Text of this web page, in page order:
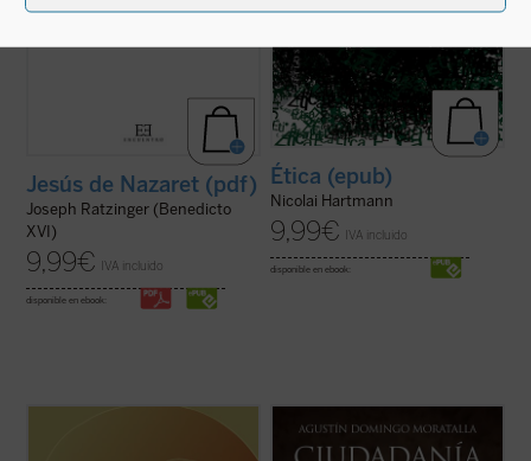
Jesús de Nazaret (pdf)
Joseph Ratzinger (Benedicto
XVI)
9,99€ IVA incluido
disponible en ebook:
Ética (epub)
Nicolai Hartmann
9,99€ IVA incluido
disponible en ebook:
Uno de los problemas más importantes de
papel que desempeñan las religiones en la